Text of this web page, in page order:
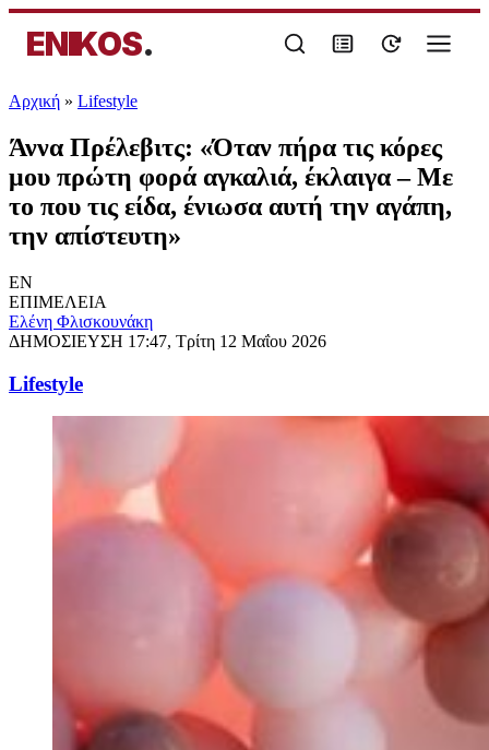
ENIKOS.
Αρχική » Lifestyle
Άννα Πρέλεβιτς: «Όταν πήρα τις κόρες
μου πρώτη φορά αγκαλιά, έκλαιγα – Με
το που τις είδα, ένιωσα αυτή την αγάπη,
την απίστευτη»
EN
ΕΠΙΜΕΛΕΙΑ
Ελένη Φλισκουνάκη
ΔΗΜΟΣΙΕΥΣΗ 17:47, Τρίτη 12 Μαΐου 2026
Lifestyle